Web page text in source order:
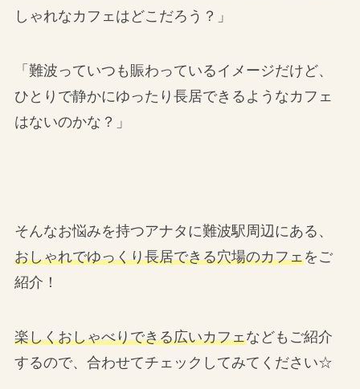
しゃれなカフェはどこだろう？」
「難波っていつも賑わっているイメージだけど、
ひとりで静かにゆったり長居できるようなカフェ
はないのかな？」
そんなお悩みを持つアナタに難波駅周辺にある、
おしゃれでゆっくり長居できる穴場のカフェをご
紹介！
楽しくおしゃべりできる広いカフェなどもご紹介
するので、合わせてチェックしてみてください☆